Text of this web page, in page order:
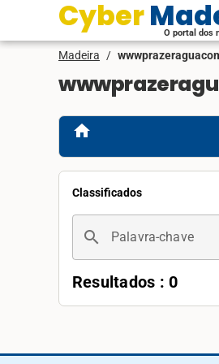
Cyber O portal dos
Madeira /
home
Classificados
search Palavra-chave
Resultados : 0